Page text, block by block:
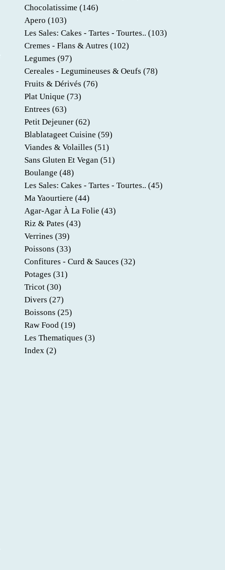
Chocolatissime (146)
Apero (103)
Les Sales: Cakes - Tartes - Tourtes.. (103)
Cremes - Flans & Autres (102)
Legumes (97)
Cereales - Legumineuses & Oeufs (78)
Fruits & Dérivés (76)
Plat Unique (73)
Entrees (63)
Petit Dejeuner (62)
Blablatageet Cuisine (59)
Viandes & Volailles (51)
Sans Gluten Et Vegan (51)
Boulange (48)
Les Sales: Cakes - Tartes - Tourtes.. (45)
Ma Yaourtiere (44)
Agar-Agar À La Folie (43)
Riz & Pates (43)
Verrines (39)
Poissons (33)
Confitures - Curd & Sauces (32)
Potages (31)
Tricot (30)
Divers (27)
Boissons (25)
Raw Food (19)
Les Thematiques (3)
Index (2)